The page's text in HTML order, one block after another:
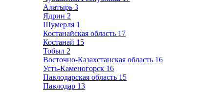
Алатырь 3
Ядрин 2
Шумерля 1
Костанайская область 17
Костанай 15
Тобыл 2
Восточно-Казахстанская область 16
Усть-Каменогорск 16
Павлодарская область 15
Павлодар 13